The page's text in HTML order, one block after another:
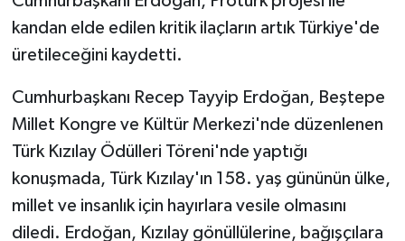
kandan elde edilen kritik ilaçların artık Türkiye'de
üretileceğini kaydetti.
Cumhurbaşkanı Recep Tayyip Erdoğan, Beştepe
Millet Kongre ve Kültür Merkezi'nde düzenlenen
Türk Kızılay Ödülleri Töreni'nde yaptığı
konuşmada, Türk Kızılay'ın 158. yaş gününün ülke,
millet ve insanlık için hayırlara vesile olmasını
diledi. Erdoğan, Kızılay gönüllülerine, bağışçılara